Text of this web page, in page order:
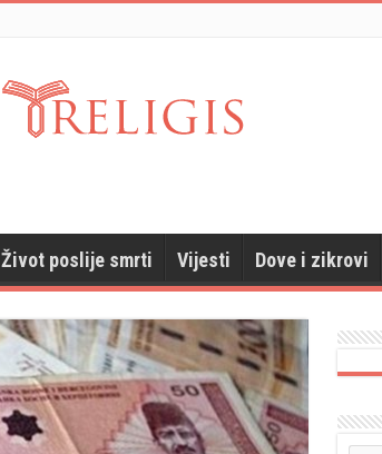
Život poslije smrti Vijesti Dove i zikrovi